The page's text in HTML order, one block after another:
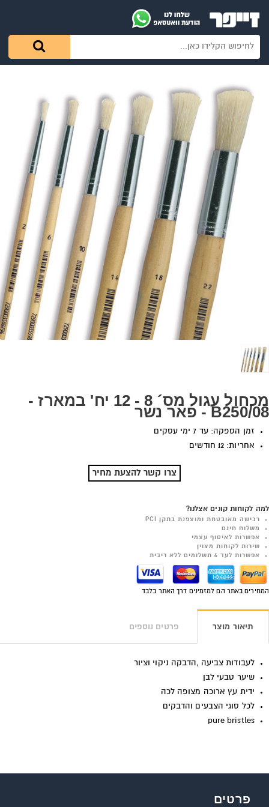
מכחול עגול מס´ 8 - 12 יח' במארז -
B250/08 - פאר נשר
זמן הספקה: עד 7 ימי עסקים
אחריות: 12 חודשים
צרו קשר להצעת מחיר
למה לקוחות קונים אצלנו?
רכישה מאובטחת ומוצפנת בתקן PCI
משלוח חינם
אפשרות לאיסוף עצמי
שירות לקוחות מצוין
אפשרות לעד 6 תשלומים ללא ריבית
המחירים באתר הם למזמינים דרך האתר בלבד
תיאור מוצר פרטים נוספים
לעבודות צביעה ,הדבקה ניקוי וציור
שיער טבעי לבן
ידית עץ ארוכה מצופה לכה
לכל סוגי הצבעים והדבקים
pure bristles
פרטים